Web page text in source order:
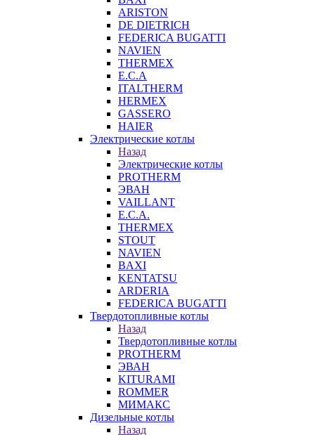
ARISTON
DE DIETRICH
FEDERICA BUGATTI
NAVIEN
THERMEX
E.C.A
ITALTHERM
HERMEX
GASSERO
HAIER
Электрические котлы
Назад
Электрические котлы
PROTHERM
ЭВАН
VAILLANT
E.C.A.
THERMEX
STOUT
NAVIEN
BAXI
KENTATSU
ARDERIA
FEDERICА BUGATTI
Твердотопливные котлы
Назад
Твердотопливные котлы
PROTHERM
ЭВАН
KITURAMI
ROMMER
МИМАКС
Дизельные котлы
Назад